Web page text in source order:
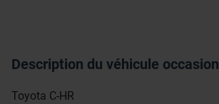
Description du véhicule occasion
Toyota C-HR